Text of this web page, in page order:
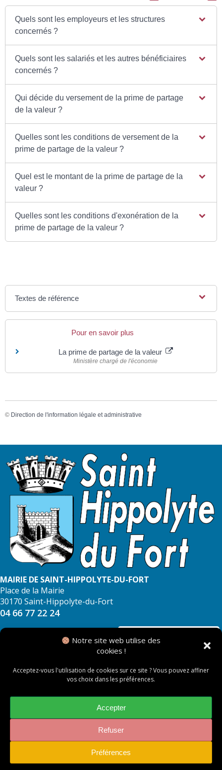
Notre site web utilise des
cookies !
Acceptez-vous l'utilisation de cookies sur ce site ? Vous pouvez affiner
vos choix dans les préférences.
Accepter
Refuser
Préférences
Quels sont les employeurs et les structures
concernés ?
Quels sont les salariés et les autres bénéficiaires
concernés ?
Qui décide du versement de la prime de partage
de la valeur ?
Quelles sont les conditions de versement de la
prime de partage de la valeur ?
Quel est le montant de la prime de partage de la
valeur ?
Quelles sont les conditions d'exonération de la
prime de partage de la valeur ?
Textes de référence
Pour en savoir plus
La prime de partage de la valeur
Ministère chargé de l'économie
© Direction de l'information légale et administrative
MAIRIE DE SAINT-HIPPOLYTE-DU-FORT
Place de la Mairie
30170 Saint-Hippolyte-du-Fort
04 66 77 22 24
NOUS CONTACTER
Mentions légales
Politique des cookies